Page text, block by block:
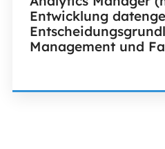
Entwicklung
Management und